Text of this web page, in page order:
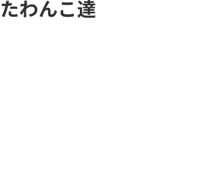
わんこ達